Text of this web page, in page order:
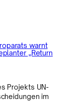
warnt
„Return
Projekts UN-
im